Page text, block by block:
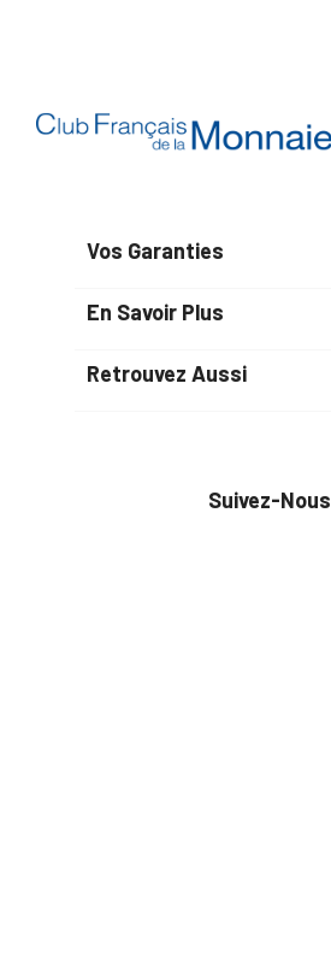
Vos Garanties
En Savoir Plus
Retrouvez Aussi
Suivez-Nous